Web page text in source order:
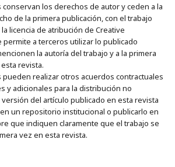
los derechos de autor y ceden a la
de la primera publicación, con el trabajo
licencia de atribución de Creative
permite a terceros utilizar lo publicado
la autoría del trabajo y a la primera
revista.
pueden realizar otros acuerdos contractuales
y adicionales para la distribución no
del artículo publicado en esta revista
un repositorio institucional o publicarlo en
que indiquen claramente que el trabajo se
vez en esta revista.